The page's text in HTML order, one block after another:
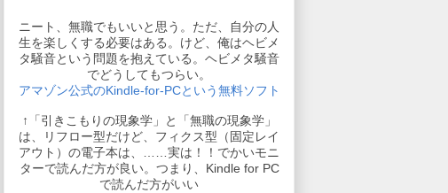
ニート、無職でもいいと思う。ただ、自分の人
生を楽しくする必要はある。けど、俺はヘビメ
タ騒音という問題を抱えている。ヘビメタ騒音
でどうしてもつらい。
アマゾン公式のKindle-for-PCという無料ソフト
↑「引きこもりの現象学」と「無職の現象学」
は、リフロー型だけど、フィクス型（固定レイ
アウト）の電子本は、……実は！！でかいモニ
ターで読んだ方が良い。つまり、Kindle for PC
で読んだ方がいい